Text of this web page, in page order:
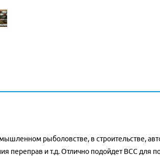
рыболовстве, в строительстве,
переправ и т.д.Отлично подойдет ВСС для